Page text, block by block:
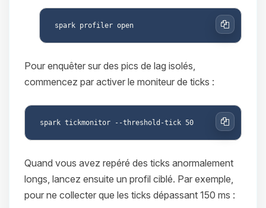
Copier
Pour enquêter sur des pics de lag isolés,
commencez par activer le moniteur de ticks :
Copier
Quand vous avez repéré des ticks anormalement
longs, lancez ensuite un profil ciblé. Par exemple,
pour ne collecter que les ticks dépassant 150 ms :